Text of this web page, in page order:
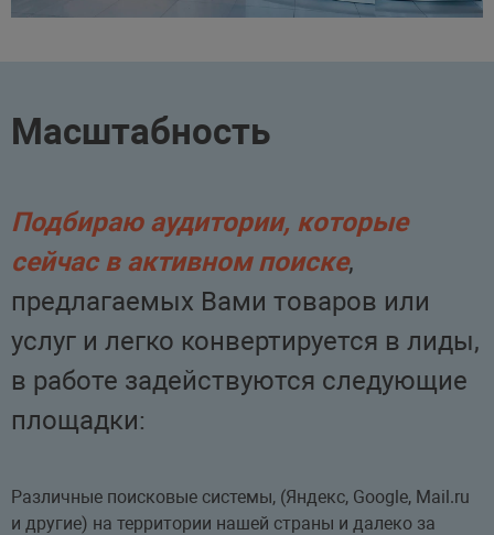
Масштабность
Подбираю аудитории, которые
сейчас в активном поиске,
предлагаемых Вами товаров или
услуг и легко конвертируется в лиды,
в работе задействуются следующие
площадки:
Различные поисковые системы, (Яндекс, Google, Mail.ru
и другие) на территории нашей страны и далеко за